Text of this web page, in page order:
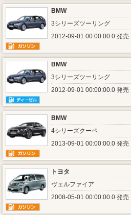
BMW
3シリーズツーリング
2012-09-01 00:00:00.0 発売
BMW
3シリーズツーリング
2012-09-01 00:00:00.0 発売
BMW
4シリーズクーペ
2013-09-01 00:00:00.0 発売
トヨタ
ヴェルファイア
2008-05-01 00:00:00.0 発売